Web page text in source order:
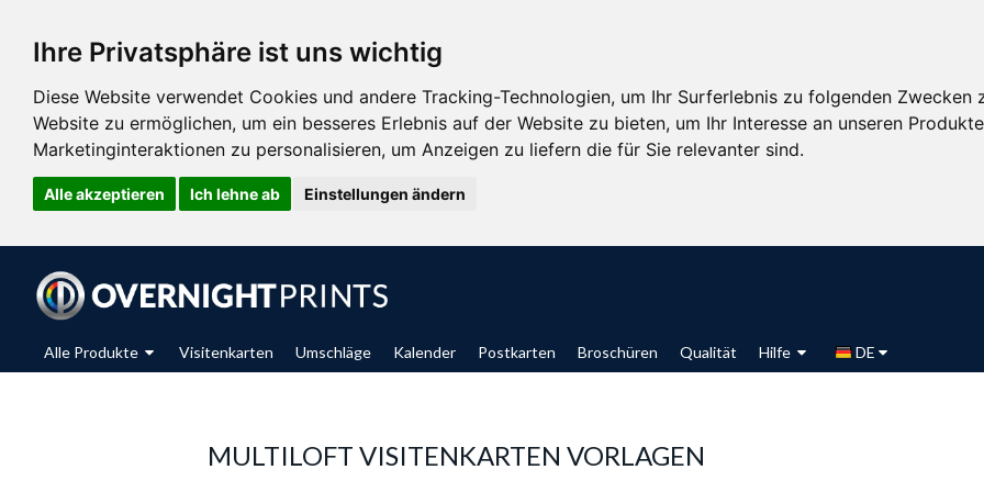
Ihre Privatsphäre ist uns wichtig
Diese Website verwendet Cookies und andere Tracking-Technologien, um Ihr Surferlebnis zu folgenden Zwecken
Website zu ermöglichen, um ein besseres Erlebnis auf der Website zu bieten, um Ihr Interesse an unseren
Marketinginteraktionen zu personalisieren, um Anzeigen zu liefern die für Sie relevanter sind.
Alle akzeptieren Ich lehne ab Einstellungen ändern
Alle Produkte Visitenkarten Umschläge Kalender Postkarten Broschüren Qualität Hilfe DE
MULTILOFT VISITENKARTEN VORLAGEN